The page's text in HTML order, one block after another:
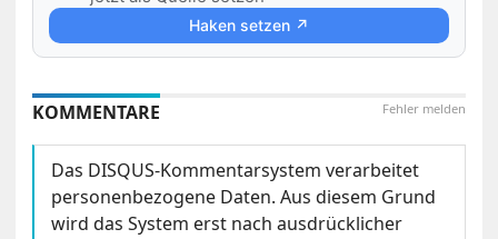
Haken setzen ↗
Fehler melden
KOMMENTARE
Das DISQUS-Kommentarsystem verarbeitet
personenbezogene Daten. Aus diesem Grund
wird das System erst nach ausdrücklicher